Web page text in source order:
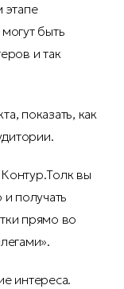
этапе
быть
и так
показать, как
вы
получать
прямо во
интереса.